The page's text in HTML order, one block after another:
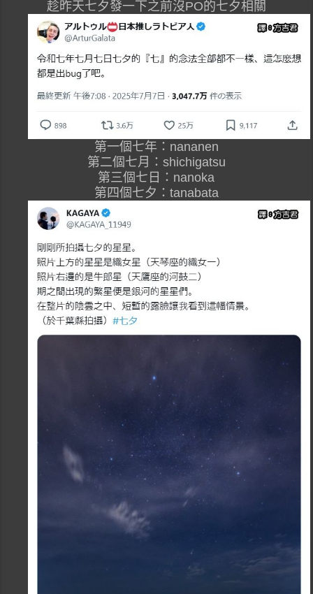
趁昨天七夕發一下之前沒PO的七夕相關
第一個七年：nananen
第二個七月：shichigatsu
第三個七日：nanoka
第四個七夕：tanabata